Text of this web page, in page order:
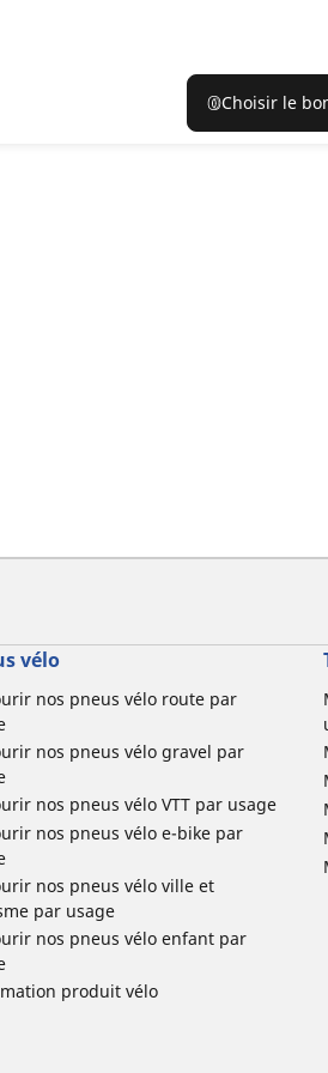
Choisir le
vélo
nos pneus vélo route par
nos pneus vélo gravel par
nos pneus vélo VTT par usage
nos pneus vélo e-bike par
nos pneus vélo ville et
par usage
nos pneus vélo enfant par
produit vélo